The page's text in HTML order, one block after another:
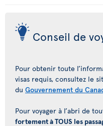
Conseil de
Pour obtenir toute
visas requis, consultez le
du Gouvernement du
Pour voyager à l’abri de
fortement à TOUS les